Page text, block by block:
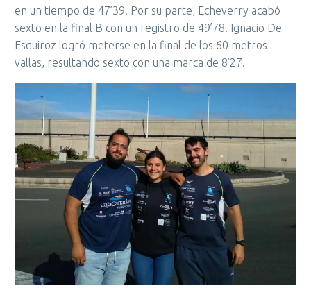
en un tiempo de 47’39. Por su parte, Echeverry acabó
sexto en la final B con un registro de 49’78. Ignacio De
Esquiroz logró meterse en la final de los 60 metros
vallas, resultando sexto con una marca de 8’27.